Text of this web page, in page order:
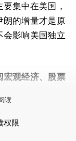
集中在美国，
朗的增量才是原
会影响美国独立
宏观经济、股票
读
权限